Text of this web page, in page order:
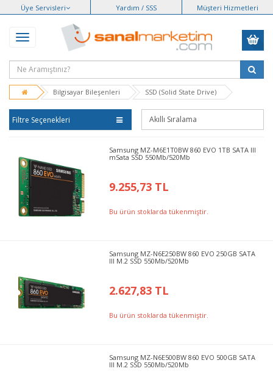
Üye Servisleri Yardım / SSS Müşteri Hizmetleri
Bilgisayar Bileşenleri SSD (Solid State Drive)
Filtre Seçenekleri
Samsung MZ-M6E1T0BW 860 EVO 1TB SATA III
mSata SSD 550Mb/520Mb
9.255,73 TL
Bu ürün stoklarda tükenmiştir.
Samsung MZ-N6E250BW 860 EVO 250GB SATA
III M.2 SSD 550Mb/520Mb
2.627,83 TL
Bu ürün stoklarda tükenmiştir.
Samsung MZ-N6E500BW 860 EVO 500GB SATA
III M.2 SSD 550Mb/520Mb